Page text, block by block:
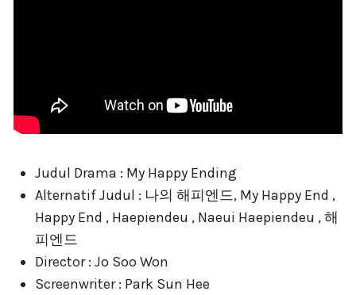
Judul Drama : My Happy Ending
Alternatif Judul : 나의 해피엔드, My Happy End ,
Happy End , Haepiendeu , Naeui Haepiendeu , 해
피엔드
Director : Jo Soo Won
Screenwriter : Park Sun Hee